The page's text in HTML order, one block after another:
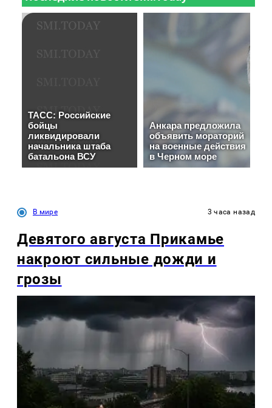
В мире 3 часа назад
Девятого августа Прикамье
накроют сильные дожди и
грозы